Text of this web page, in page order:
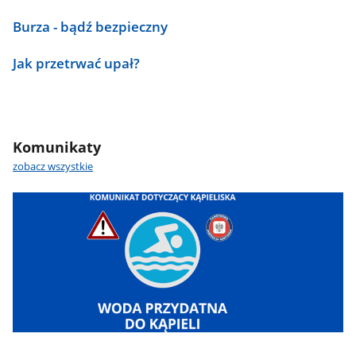
Burza - bądź bezpieczny
Jak przetrwać upał?
Komunikaty
zobacz wszystkie